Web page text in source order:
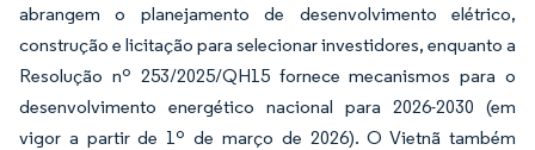
abrangem o planejamento de desenvolvimento elétrico,
construção e licitação para selecionar investidores, enquanto a
Resolução nº 253/2025/QH15 fornece mecanismos para o
desenvolvimento energético nacional para 2026-2030 (em
vigor a partir de 1º de março de 2026). O Vietnã também